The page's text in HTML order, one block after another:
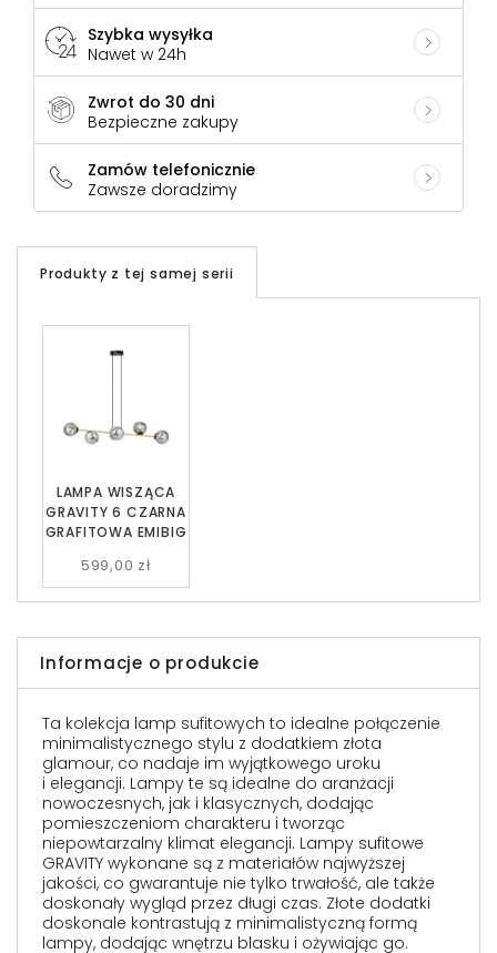
Szybka wysyłka
Nawet w 24h
Zwrot do 30 dni
Bezpieczne zakupy
Zamów telefonicznie
Zawsze doradzimy
Produkty z tej samej serii
LAMPA WISZĄCA
GRAVITY 6 CZARNA
GRAFITOWA EMIBIG
599,00 zł
Informacje o produkcie
Ta kolekcja lamp sufitowych to idealne połączenie
minimalistycznego stylu z dodatkiem złota
glamour, co nadaje im wyjątkowego uroku
i elegancji. Lampy te są idealne do aranżacji
nowoczesnych, jak i klasycznych, dodając
pomieszczeniom charakteru i tworząc
niepowtarzalny klimat elegancji. Lampy sufitowe
GRAVITY wykonane są z materiałów najwyższej
jakości, co gwarantuje nie tylko trwałość, ale także
doskonały wygląd przez długi czas. Złote dodatki
doskonale kontrastują z minimalistyczną formą
lampy, dodając wnętrzu blasku i ożywiając go.